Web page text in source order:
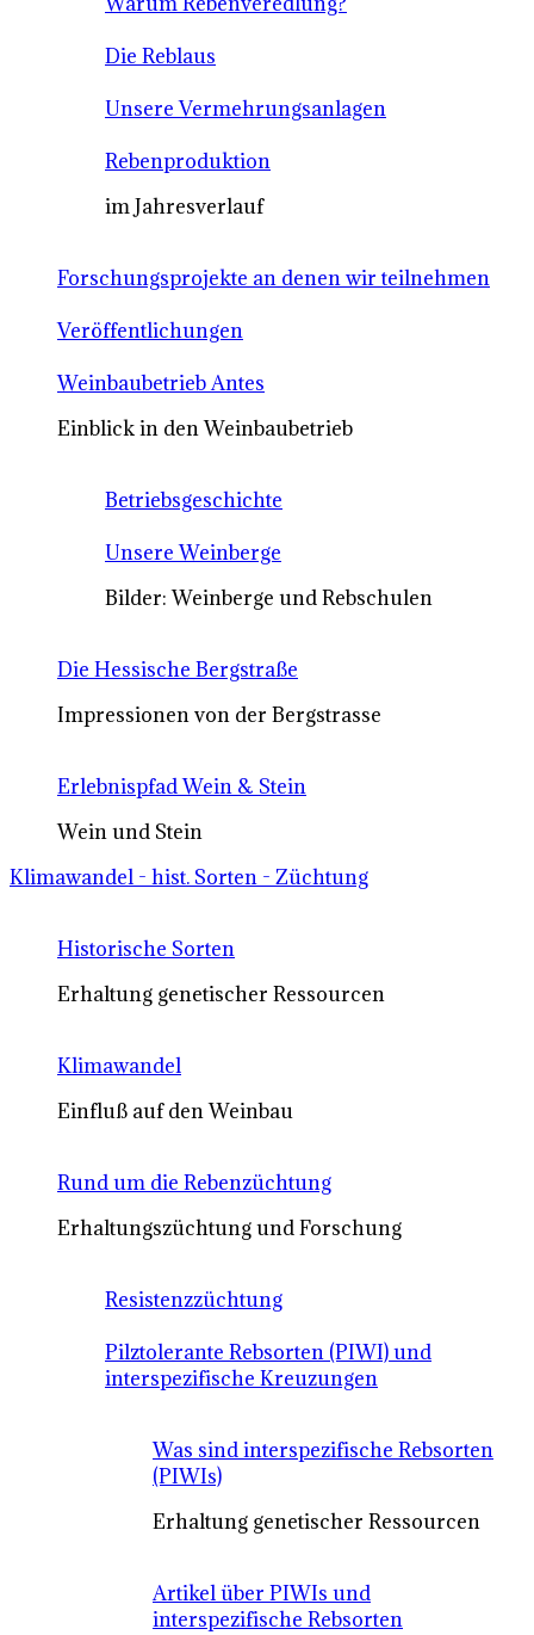
Die Reblaus
Unsere Vermehrungsanlagen
Rebenproduktion
im Jahresverlauf
Forschungsprojekte an denen wir teilnehmen
Veröffentlichungen
Weinbaubetrieb Antes
Einblick in den Weinbaubetrieb
Betriebsgeschichte
Unsere Weinberge
Bilder: Weinberge und Rebschulen
Die Hessische Bergstraße
Impressionen von der Bergstrasse
Erlebnispfad Wein & Stein
Wein und Stein
Klimawandel - hist. Sorten - Züchtung
Historische Sorten
Erhaltung genetischer Ressourcen
Klimawandel
Einfluß auf den Weinbau
Rund um die Rebenzüchtung
Erhaltungszüchtung und Forschung
Resistenzzüchtung
Pilztolerante Rebsorten (PIWI) und
interspezifische Kreuzungen
Was sind interspezifische Rebsorten
(PIWIs)
Erhaltung genetischer Ressourcen
Artikel über PIWIs und
interspezifische Rebsorten